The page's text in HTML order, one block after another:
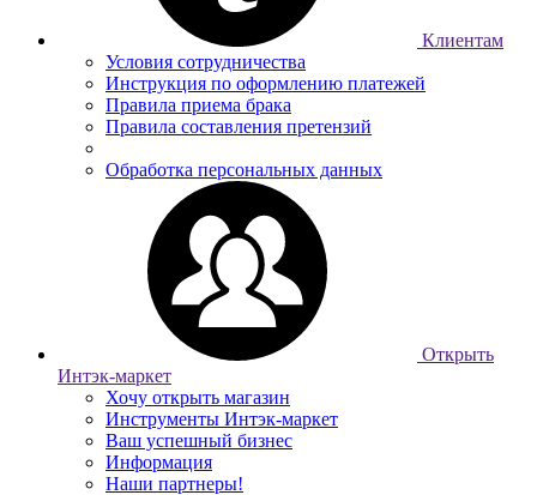
Клиентам
Условия сотрудничества
Инструкция по оформлению платежей
Правила приема брака
Правила составления претензий
Обработка персональных данных
Открыть
Интэк-маркет
Хочу открыть магазин
Инструменты Интэк-маркет
Ваш успешный бизнес
Информация
Наши партнеры!